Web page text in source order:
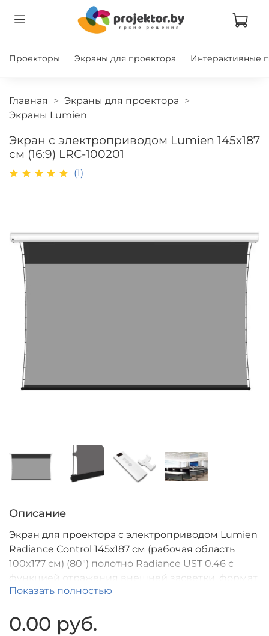
Проекторы Экраны для проектора Интерактивные
Главная
Экраны для проектора
Экраны Lumien
Экран с электроприводом Lumien 145х187
см (16:9) LRC-100201
(1)
Описание
Экран для проектора с электроприводом Lumien
Radiance Control 145х187 см (рабочая область
100x177 см) (80") полотно Radiance UST 0.46 с
функцией отражения внешней засветки, формат
экрана (16:9) [LRC-100201]
Показать полностью
0.00 руб.